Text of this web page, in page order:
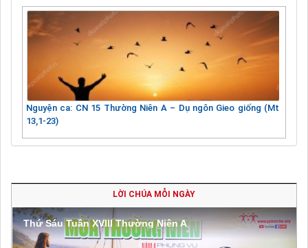
Nguyện ca: CN 15 Thường Niên A – Dụ ngôn Gieo giống (Mt
13,1-23)
LỜI CHÚA MỖI NGÀY
Thứ Sáu Tuần XVIII Thường Niên A